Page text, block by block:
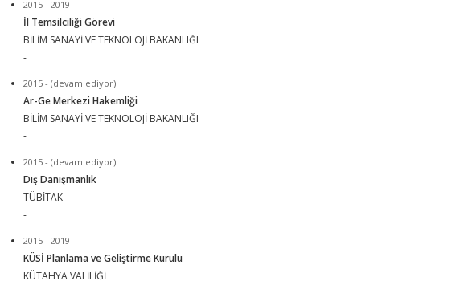
2015 - 2019
İl Temsilciliği Görevi
BİLİM SANAYİ VE TEKNOLOJİ BAKANLIĞI
-
2015 - (devam ediyor)
Ar-Ge Merkezi Hakemliği
BİLİM SANAYİ VE TEKNOLOJİ BAKANLIĞI
-
2015 - (devam ediyor)
Dış Danışmanlık
TÜBİTAK
-
2015 - 2019
KÜSİ Planlama ve Geliştirme Kurulu
KÜTAHYA VALİLİĞİ